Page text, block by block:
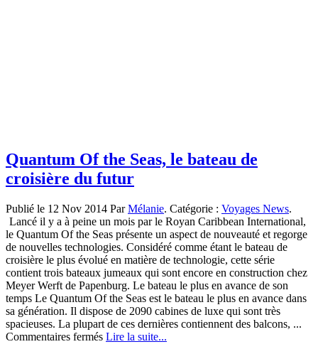
Quantum Of the Seas, le bateau de
croisière du futur
Publié le 12 Nov 2014 ParMélanie. Catégorie : Voyages News.
Lancé il y a à peine un mois par le Royan Caribbean International,
le Quantum Of the Seas présente un aspect de nouveauté et regorge
de nouvelles technologies. Considéré comme étant le bateau de
croisière le plus évolué en matière de technologie, cette série
contient trois bateaux jumeaux qui sont encore en construction chez
Meyer Werft de Papenburg. Le bateau le plus en avance de son
temps Le Quantum Of the Seas est le bateau le plus en avance dans
sa génération. Il dispose de 2090 cabines de luxe qui sont très
spacieuses. La plupart de ces dernières contiennent des balcons, ...
Commentaires ferméssur
Lire la suite...